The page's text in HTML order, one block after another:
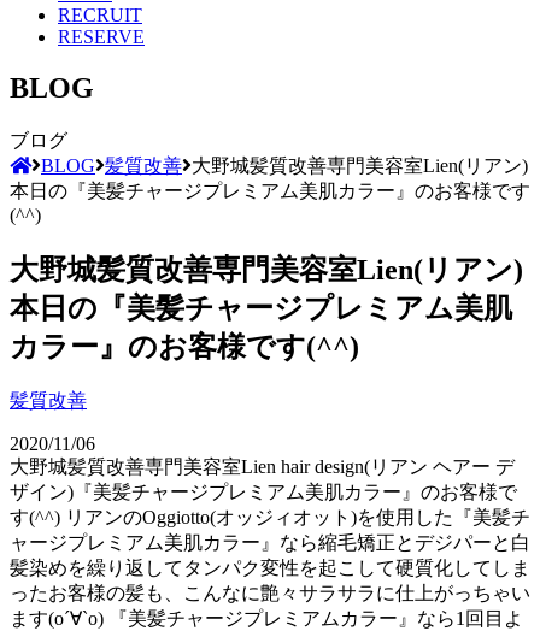
RECRUIT
RESERVE
BLOG
ブログ
BLOG 髪質改善 大野城髪質改善専門美容室Lien(リアン)
本日の『美髪チャージプレミアム美肌カラー』のお客様です
(^^)
大野城髪質改善専門美容室Lien(リアン)
本日の『美髪チャージプレミアム美肌
カラー』のお客様です(^^)
髪質改善
2020/11/06
大野城髪質改善専門美容室Lien hair design(リアン ヘアー デ
ザイン)『美髪チャージプレミアム美肌カラー』のお客様で
す(^^) リアンのOggiotto(オッジィオット)を使用した『美髪チ
ャージプレミアム美肌カラー』なら縮毛矯正とデジパーと白
髪染めを繰り返してタンパク変性を起こして硬質化してしま
ったお客様の髪も、こんなに艶々サラサラに仕上がっちゃい
ます(о´∀`о) 『美髪チャージプレミアムカラー』なら1回目よ